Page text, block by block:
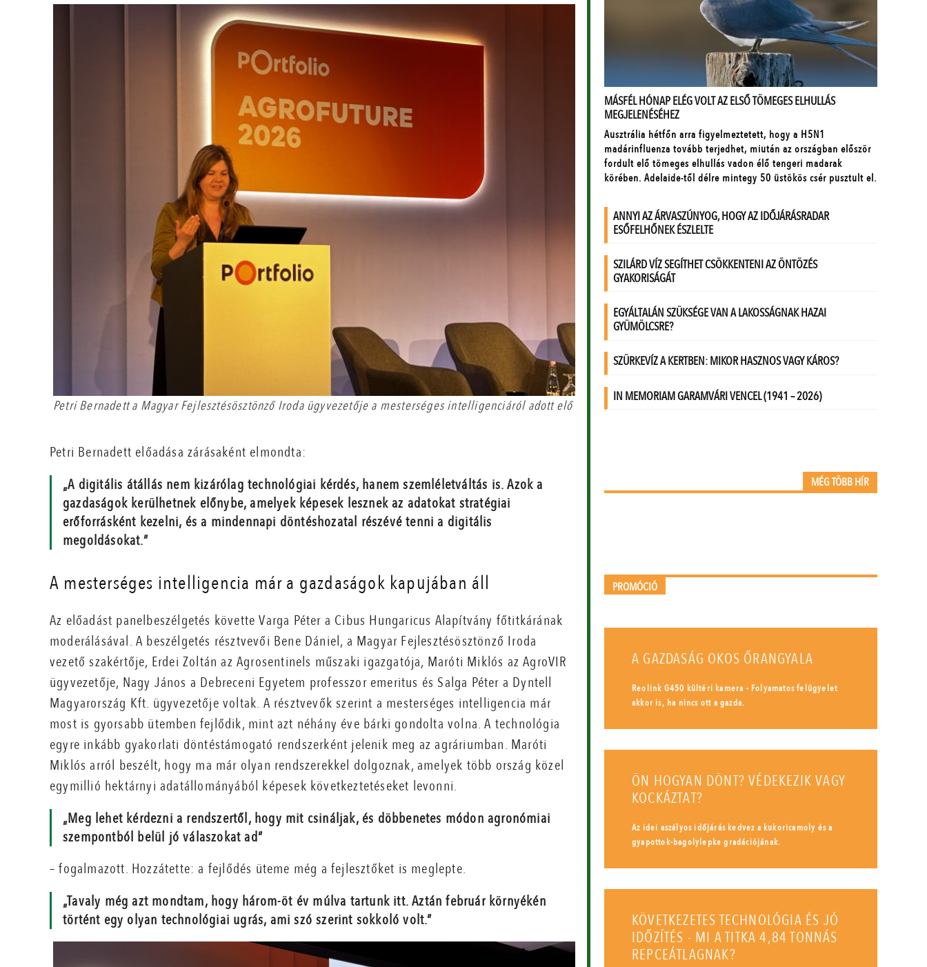
Petri Bernadett a Magyar Fejlesztésösztönző Iroda ügyvezetője a mesterséges intelligenciáról adott elő
Petri Bernadett előadása zárásaként elmondta:
„A digitális átállás nem kizárólag technológiai kérdés, hanem szemléletváltás is. Azok a
gazdaságok kerülhetnek előnybe, amelyek képesek lesznek az adatokat stratégiai
erőforrásként kezelni, és a mindennapi döntéshozatal részévé tenni a digitális
megoldásokat.”
A mesterséges intelligencia már a gazdaságok kapujában áll
Az előadást panelbeszélgetés követte Varga Péter a Cibus Hungaricus Alapítvány főtitkárának
moderálásával. A beszélgetés résztvevői Bene Dániel, a Magyar Fejlesztésösztönző Iroda
vezető szakértője, Erdei Zoltán az Agrosentinels műszaki igazgatója, Maróti Miklós az AgroVIR
ügyvezetője, Nagy János a Debreceni Egyetem professzor emeritus és Salga Péter a Dyntell
Magyarország Kft. ügyvezetője voltak. A résztvevők szerint a mesterséges intelligencia már
most is gyorsabb ütemben fejlődik, mint azt néhány éve bárki gondolta volna. A technológia
egyre inkább gyakorlati döntéstámogató rendszerként jelenik meg az agráriumban. Maróti
Miklós arról beszélt, hogy ma már olyan rendszerekkel dolgoznak, amelyek több ország közel
egymillió hektárnyi adatállományából képesek következtetéseket levonni.
„Meg lehet kérdezni a rendszertől, hogy mit csináljak, és döbbenetes módon agronómiai
szempontból belül jó válaszokat ad”
– fogalmazott. Hozzátette: a fejlődés üteme még a fejlesztőket is meglepte.
„Tavaly még azt mondtam, hogy három-öt év múlva tartunk itt. Aztán február környékén
történt egy olyan technológiai ugrás, ami szó szerint sokkoló volt.”
MÉG TÖBB HÍR
PROMÓCIÓ
A GAZDASÁG OKOS ŐRANGYALA
Reolink G450 kültéri kamera - Folyamatos felügyelet
akkor is, ha nincs ott a gazda.
ÖN HOGYAN DÖNT? VÉDEKEZIK VAGY
KOCKÁZTAT?
Az idei aszályos időjárás kedvez a kukoricamoly és a
gyapottok-bagolylepke gradációjának.
KÖVETKEZETES TECHNOLÓGIA ÉS JÓ
IDŐZÍTÉS - MI A TITKA 4,84 TONNÁS
REPCEÁTLAGNAK?